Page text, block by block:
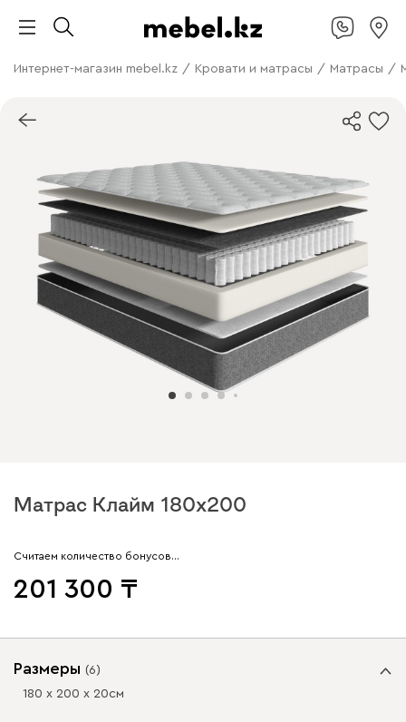
Интернет-магазин mebel.kz / Кровати и матрасы / Матрасы /
Матрас Клайм 180x200
Считаем количество бонусов…
201 300
Размеры (6)
180 х 200 х 20см